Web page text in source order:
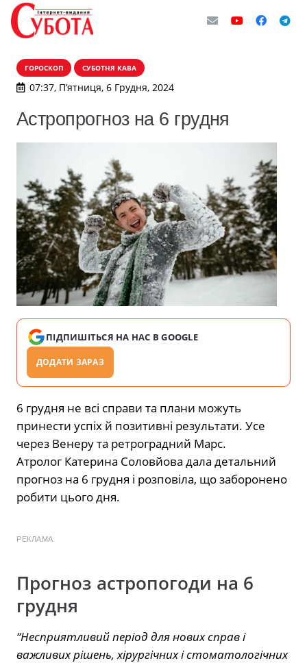
ГОРОСКОП СУБОТНЯ КАВА
07:37, П’ятниця, 6 Грудня, 2024
Астропрогноз на 6 грудня
ПІДПИШІТЬСЯ НА НАС В GOOGLE
ДОДАТИ ЗАРАЗ
6 грудня не всі справи та плани можуть
принести успіх й позитивні результати. Усе
через Венеру та ретроградний Марс.
Атролог Катерина Соловйова дала детальний
прогноз на 6 грудня і розповіла, що заборонено
робити цього дня.
РЕКЛАМА
Прогноз астропогоди на 6
грудня
“Несприятливий період для нових справ і
важливих рішень, хірургічних і стоматологічних